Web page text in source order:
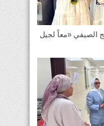
الصيفي «معاً لجيل